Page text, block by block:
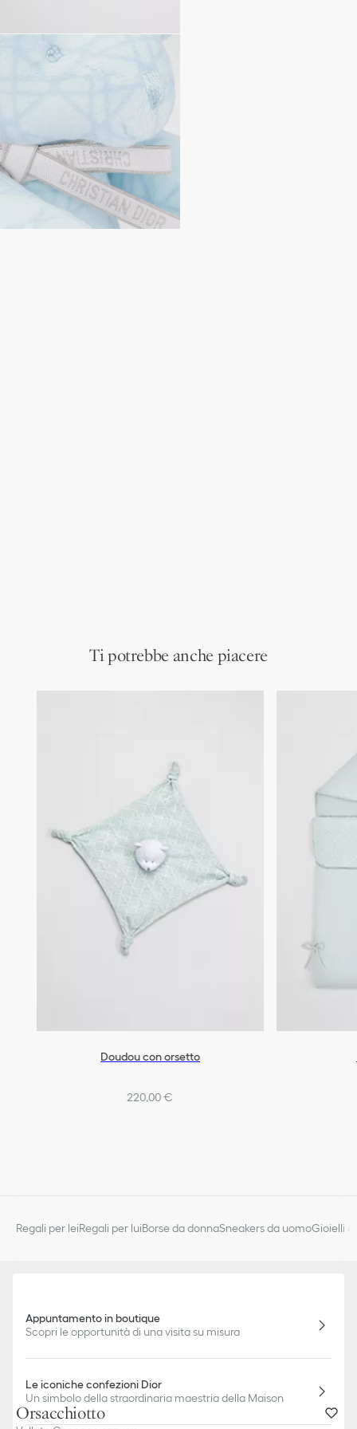
Orsacchiotto
Ti potrebbe anche piacere
Doudou con orsetto
220,00 €
Regali per leiRegali per luiBorse da donnaSneakers da uomoGioielli
Appuntamento in boutique
Scopri le opportunità di una visita su misura
Le iconiche confezioni Dior
Un simbolo della straordinaria maestria della Maison